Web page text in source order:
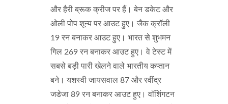
और हैरी ब्रूक क्रीज पर हैं। बेन डकेट और
ओली पोप शून्य पर आउट हुए। जैक क्रॉली
19 रन बनाकर आउट हुए। भारत से शुभमन
गिल 269 रन बनाकर आउट हुए। वे टेस्ट में
सबसे बड़ी पारी खेलने वाले भारतीय कप्तान
बने। यशस्वी जायसवाल 87 और रवींद्र
जडेजा 89 रन बनाकर आउट हुए। वॉशिंगटन